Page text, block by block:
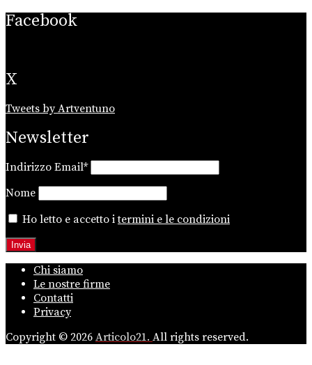
Facebook
X
Tweets by Artventuno
Newsletter
Indirizzo Email*
Nome
Ho letto e accetto itermini e le condizioni
Chi siamo
Le nostre firme
Contatti
Privacy
Copyright © 2026 Articolo21. All rights reserved.